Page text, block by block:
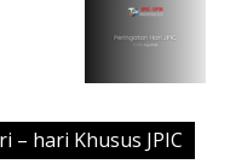
– hari Khusus JPIC